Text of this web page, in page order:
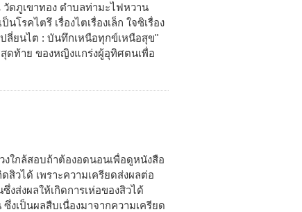
ดภูเขาทอง ตำบลท่ามะไฟหวาน
โรคไตรึ เรื่องไตเรื่องเล็ก ใจซิเรื่อง
ลี่ยนไต : บันทึกเหนือทุกข์เหนือสุข"
สุดท้าย ของหญิงแกร่งผู้อุทิศตนเพื่อ
งใกล้สอบถ้าต้องอดนอนเพื่อดูหนังสือ
สิวได้ เพราะความเครียดส่งผลต่อ
งส่งผลให้เกิดการเห่อของสิวได้
งเป็นผลสืบเนื่องมาจากความเครียด